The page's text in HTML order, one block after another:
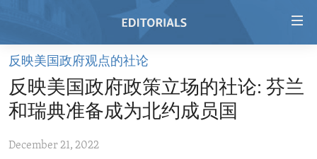
Skip
main
content
to
HOME
VIDEO
REGIONS
反映美国政府观点的社论
反映美国政府政策立场的社论: 芬兰
和瑞典准备成为北约成员国
December 21, 2022